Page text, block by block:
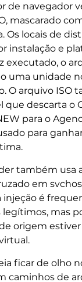
de navegador
mascarado
Os locais de
instalação e
executado, o
uma unidade
O arquivo ISO
que descarta o
para o
para
também usa
em
injeção é
legítimos, mas
origem
ficar de olho
caminhos de